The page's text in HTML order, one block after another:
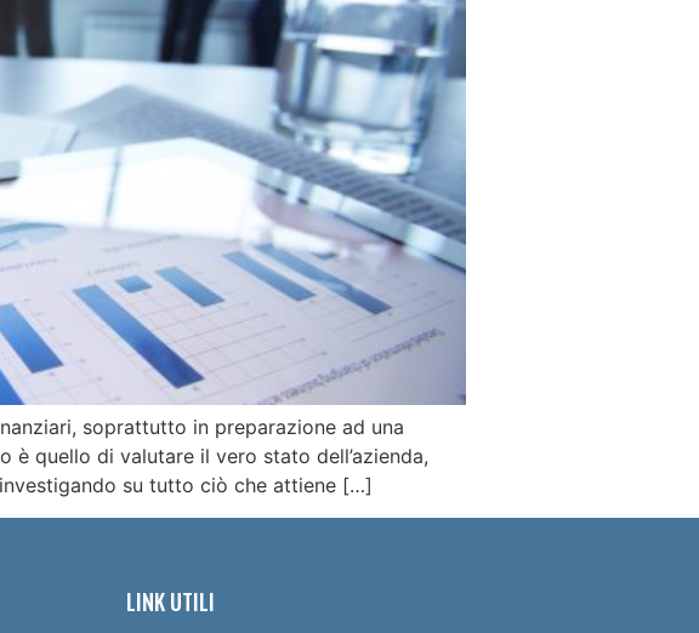
soprattutto in preparazione ad una
quello di valutare il vero stato dell’azienda,
su tutto ciò che attiene […]
LINK UTILI